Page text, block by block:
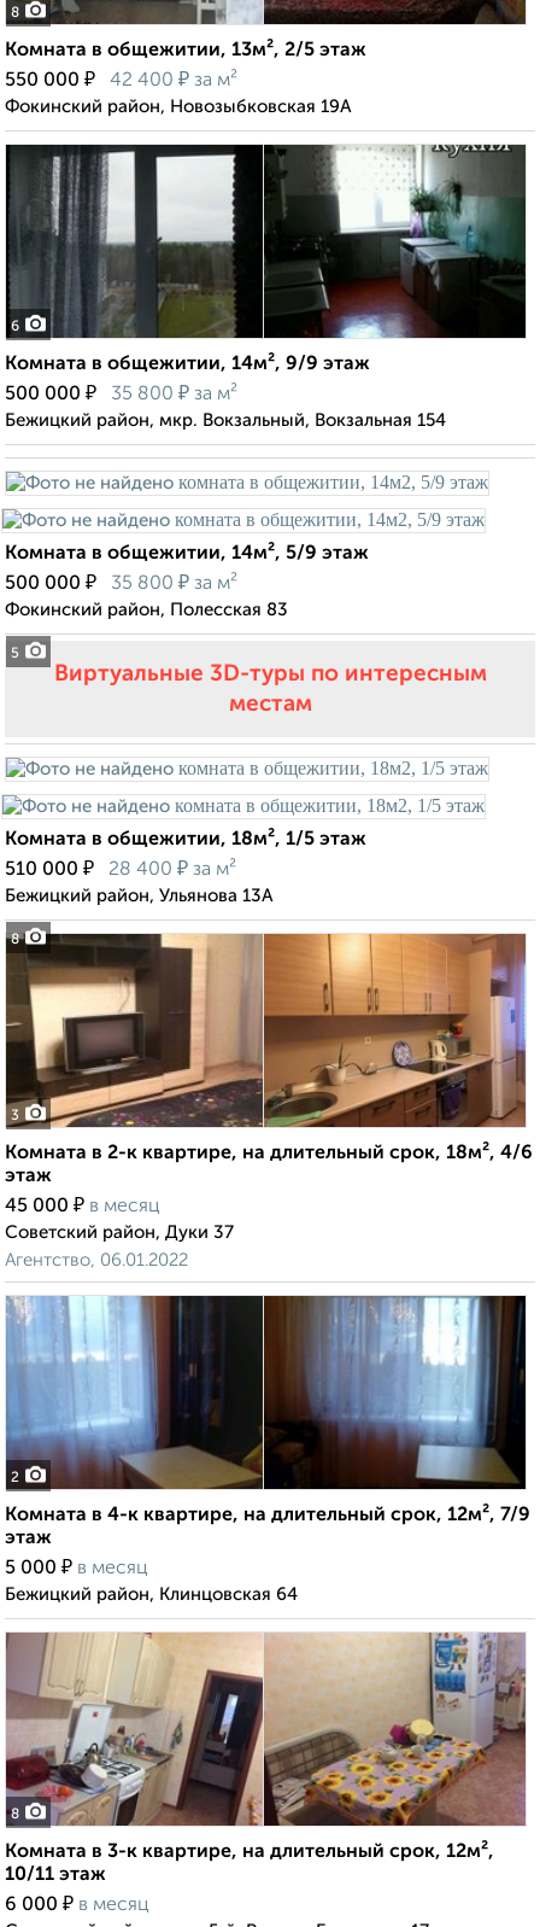
8
Комната в общежитии, 13м², 2/5 этаж
550 000 ₽ 42 400 ₽ за м²
Фокинский район, Новозыбковская 19А
6
Комната в общежитии, 14м², 9/9 этаж
500 000 ₽ 35 800 ₽ за м²
Бежицкий район, мкр. Вокзальный, Вокзальная 154
5
Комната в общежитии, 14м², 5/9 этаж
500 000 ₽ 35 800 ₽ за м²
Фокинский район, Полесская 83
Виртуальные 3D-туры по интересным
местам
8
Комната в общежитии, 18м², 1/5 этаж
510 000 ₽ 28 400 ₽ за м²
Бежицкий район, Ульянова 13А
3
Комната в 2-к квартире, на длительный срок, 18м², 4/6
этаж
45 000 ₽ в месяц
Советский район, Дуки 37
Агентство, 06.01.2022
2
Комната в 4-к квартире, на длительный срок, 12м², 7/9
этаж
5 000 ₽ в месяц
Бежицкий район, Клинцовская 64
8
Комната в 3-к квартире, на длительный срок, 12м²,
10/11 этаж
6 000 ₽ в месяц